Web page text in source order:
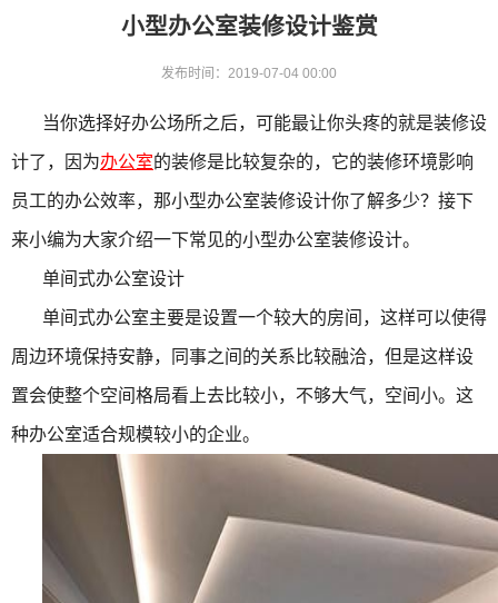
小型办公室装修设计鉴赏
发布时间：2019-07-04 00:00
当你选择好办公场所之后，可能最让你头疼的就是装修设
计了，因为办公室的装修是比较复杂的，它的装修环境影响
员工的办公效率，那小型办公室装修设计你了解多少？接下
来小编为大家介绍一下常见的小型办公室装修设计。
单间式办公室设计
单间式办公室主要是设置一个较大的房间，这样可以使得
周边环境保持安静，同事之间的关系比较融洽，但是这样设
置会使整个空间格局看上去比较小，不够大气，空间小。这
种办公室适合规模较小的企业。